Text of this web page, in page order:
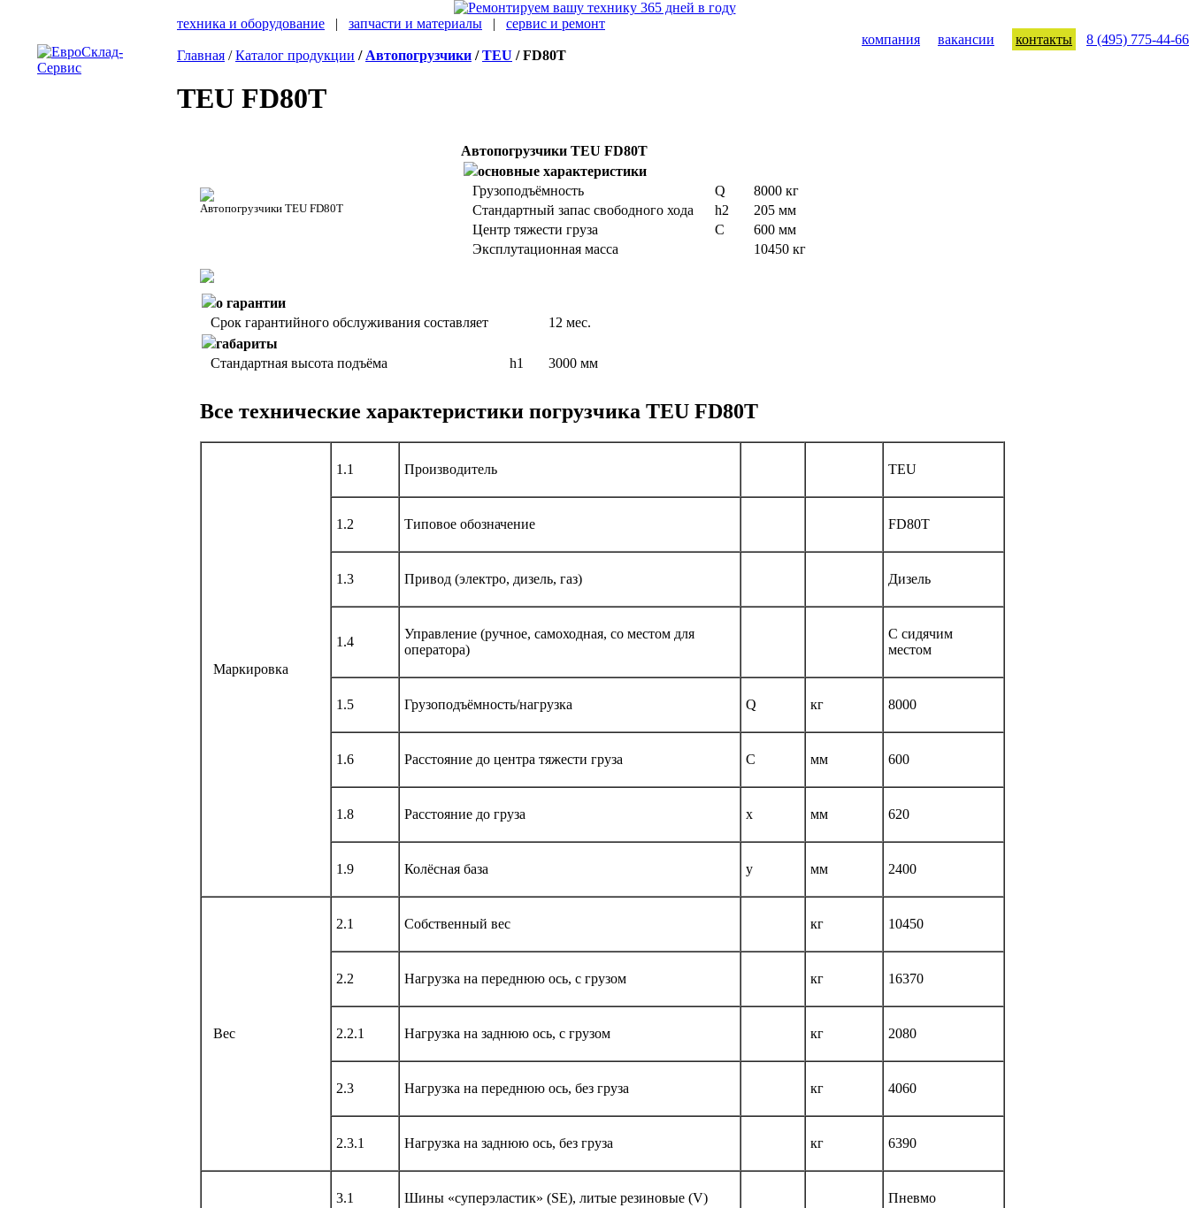
техника и оборудование | запчасти и материалы |
сервис и ремонт
компания
вакансии контакты
8 (495) 775-44-66
Главная /Каталог продукции / Автопогрузчики /TEU / FD80T
TEU FD80T
Автопогрузчики TEU FD80T
Автопогрузчики TEU FD80T
основные характеристики
Грузоподъёмность
Q
8000 кг
Стандартный запас свободного хода
h2
205 мм
Центр тяжести груза
C
600 мм
Эксплутационная масса
10450 кг
о гарантии
Срок гарантийного обслуживания составляет
12 мес.
габариты
Стандартная высота подъёма
h1 3000 мм
Все технические характеристики погрузчика TEU FD80T
Маркировка
1.1 Производитель TEU
1.2 Типовое обозначение FD80T
1.3 Привод (электро, дизель, газ) Дизель
1.4
Управление (ручное, самоходная, со местом для
оператора)
С сидячим
местом
1.5 Грузоподъёмность/нагрузка Q кг 8000
1.6 Расстояние до центра тяжести груза C мм 600
1.8 Расстояние до груза x мм 620
1.9 Колёсная база y мм 2400
Вес
2.1 Собственный вес кг 10450
2.2 Нагрузка на переднюю ось, с грузом кг 16370
2.2.1 Нагрузка на заднюю ось, с грузом кг 2080
2.3 Нагрузка на переднюю ось, без груза кг 4060
2.3.1 Нагрузка на заднюю ось, без груза кг 6390
3.1 Шины «суперэластик» (SE), литые резиновые (V) Пневмо